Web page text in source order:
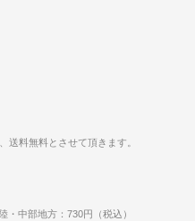
送料無料とさせて頂きます。
中部地方：730円（税込）